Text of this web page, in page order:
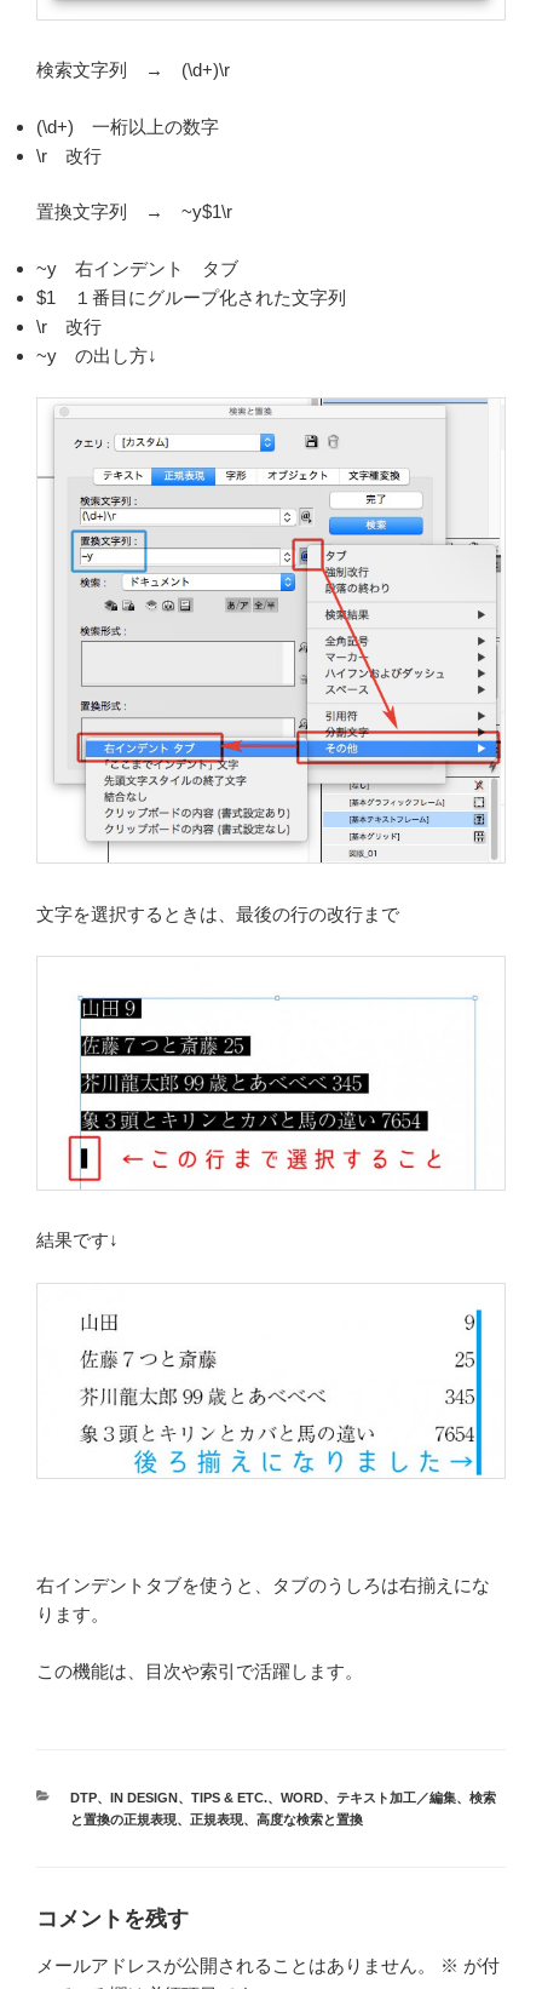
検索文字列 → (\d+)\r
(\d+) 一桁以上の数字
\r 改行
置換文字列 → ~y$1\r
~y 右インデント タブ
$1 １番目にグループ化された文字列
\r 改行
~y の出し方↓
文字を選択するときは、最後の行の改行まで
結果です↓
右インデントタブを使うと、タブのうしろは右揃えにな
ります。
この機能は、目次や索引で活躍します。
カ
テ
DTP、 IN DESIGN 、 TIPS & ETC.、 WORD、 テキスト加工／編集、 検索
と置換の正規表現、 正規表現、 高度な検索と置換
コメントを残す
メールアドレスが公開されることはありません。 ※ が付